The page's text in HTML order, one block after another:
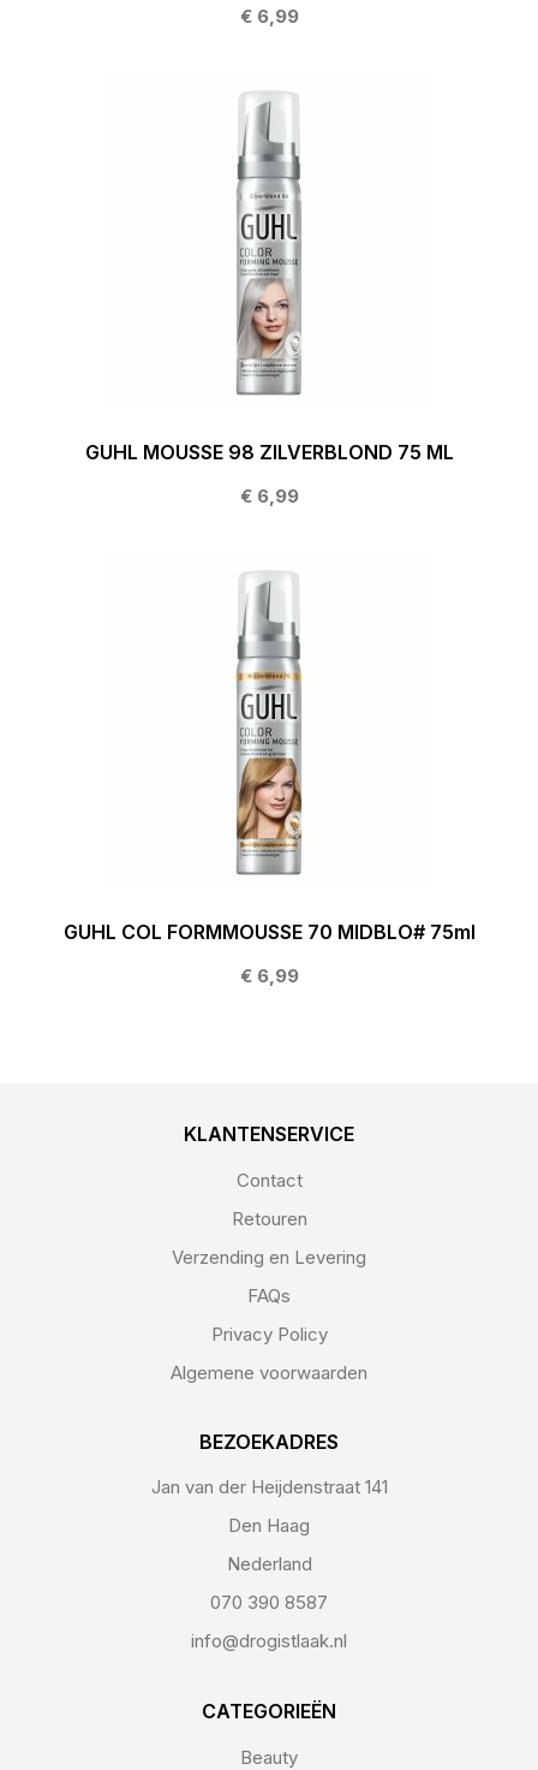
€ 6,99
GUHL MOUSSE 98 ZILVERBLOND 75 ML
€ 6,99
GUHL COL FORMMOUSSE 70 MIDBLO# 75ml
€ 6,99
KLANTENSERVICE
Contact
Retouren
Verzending en Levering
FAQs
Privacy Policy
Algemene voorwaarden
BEZOEKADRES
Jan van der Heijdenstraat 141
Den Haag
Nederland
070 390 8587
info@drogistlaak.nl
CATEGORIEËN
Beauty